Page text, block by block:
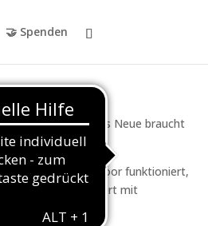
🤝 Spenden
kann. Und dieses Neue braucht
auf dem Dancefloor funktioniert,
Bassmusik, verfeinert mit